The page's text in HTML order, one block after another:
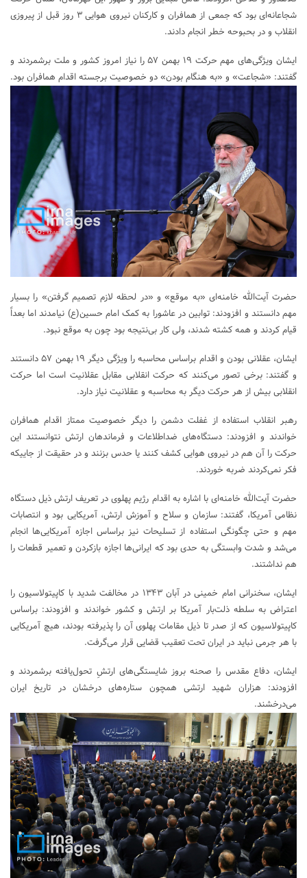
شجاعانه‌ای بود که جمعی از همافران و کارکنان نیروی هوایی ۳ روز قبل از پیروزی
انقلاب و در بحبوحه خطر انجام دادند.
ایشان ویژگی‌های مهم حرکت ۱۹ بهمن ۵۷ را نیاز امروز کشور و ملت برشمردند و
گفتند: «شجاعت» و «به هنگام بودن» دو خصوصیت برجسته اقدام همافران بود.
حضرت آیت‌الله خامنه‌ای «به موقع» و «در لحظه لازم تصمیم گرفتن» را بسیار
مهم دانستند و افزودند: توابین در عاشورا به کمک امام حسین(ع) نیامدند اما بعداً
قیام کردند و همه کشته شدند، ولی کار بی‌نتیجه بود چون به موقع نبود.
ایشان، عقلانی بودن و اقدام براساس محاسبه را ویژگی دیگر ۱۹ بهمن ۵۷ دانستند
و گفتند: برخی تصور می‌کنند که حرکت انقلابی مقابل عقلانیت است اما حرکت
انقلابی بیش از هر حرکت دیگر به محاسبه و عقلانیت نیاز دارد.
رهبر انقلاب استفاده از غفلت دشمن را دیگر خصوصیت ممتاز اقدام همافران
خواندند و افزودند: دستگاه‌های ضداطلاعات و فرماندهان ارتش نتوانستند این
حرکت را آن هم در نیروی هوایی کشف کنند یا حدس بزنند و در حقیقت از جاییکه
فکر نمی‌کردند ضربه خوردند.
حضرت آیت‌الله خامنه‌ای با اشاره به اقدام رژیم پهلوی در تعریف ارتش ذیل دستگاه
نظامی آمریکا، گفتند: سازمان و سلاح و آموزش ارتش، آمریکایی بود و انتصابات
مهم و حتی چگونگی استفاده از تسلیحات نیز براساس اجازه آمریکایی‌ها انجام
می‌شد و شدت وابستگی به حدی بود که ایرانی‌ها اجازه بازکردن و تعمیر قطعات را
هم نداشتند.
ایشان، سخنرانی امام خمینی در آبان ۱۳۴۳ در مخالفت شدید با کاپیتولاسیون را
اعتراض به سلطه ذلت‌بار آمریکا بر ارتش و کشور خواندند و افزودند: براساس
کاپیتولاسیون که از صدر تا ذیل مقامات پهلوی آن را پذیرفته بودند، هیچ آمریکایی
با هر جرمی نباید در ایران تحت تعقیب قضایی قرار می‌گرفت.
ایشان، دفاع مقدس را صحنه بروز شایستگی‌های ارتشِ تحول‌یافته برشمردند و
افزودند: هزاران شهید ارتشی همچون ستاره‌های درخشان در تاریخ ایران
می‌درخشند.